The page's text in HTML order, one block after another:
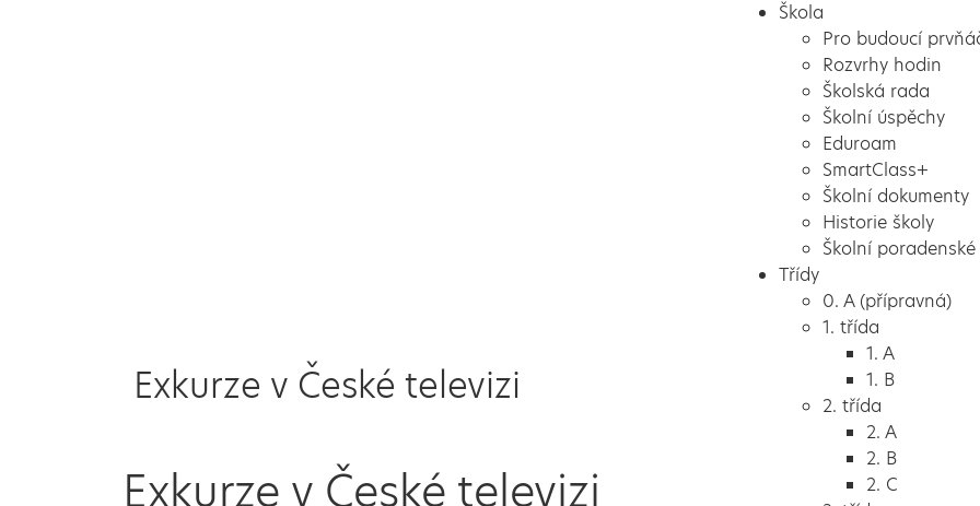
Škola
Pro budoucí
Rozvrhy hodin
Školská rada
Školní úspěchy
Eduroam
SmartClass+
Školní dokumenty
Historie školy
Školní
Třídy
0. A (přípravná)
1. třída
1. A
1. B
2. třída
2. A
2. B
2. C
Exkurze v České televizi
Exkurze v České televizi